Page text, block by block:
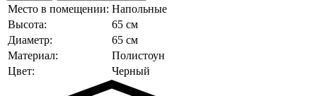
Место в помещении: Напольные
Высота:
65 см
Диаметр:
65 см
Материал:
Полистоун
Цвет:
Черный